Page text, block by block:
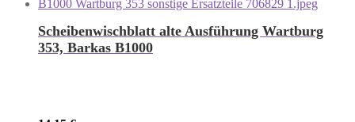
Scheibenwischblatt alte Ausführung Wartburg
353, Barkas B1000